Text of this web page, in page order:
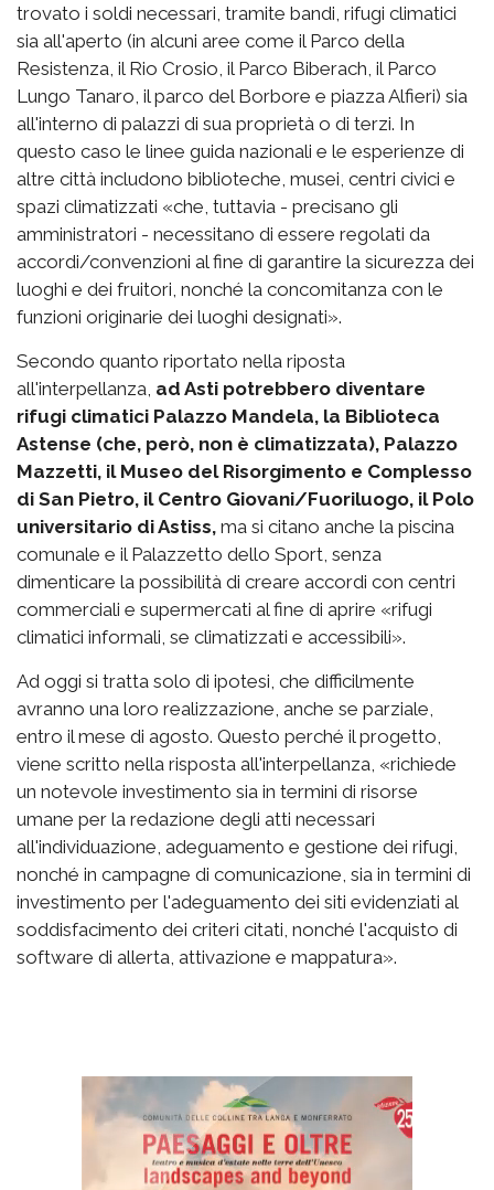
trovato i soldi necessari, tramite bandi, rifugi climatici
sia all'aperto (in alcuni aree come il Parco della
Resistenza, il Rio Crosio, il Parco Biberach, il Parco
Lungo Tanaro, il parco del Borbore e piazza Alfieri) sia
all'interno di palazzi di sua proprietà o di terzi. In
questo caso le linee guida nazionali e le esperienze di
altre città includono biblioteche, musei, centri civici e
spazi climatizzati «che, tuttavia - precisano gli
amministratori - necessitano di essere regolati da
accordi/convenzioni al fine di garantire la sicurezza dei
luoghi e dei fruitori, nonché la concomitanza con le
funzioni originarie dei luoghi designati».
Secondo quanto riportato nella riposta
all'interpellanza, ad Asti potrebbero diventare
rifugi climatici Palazzo Mandela, la Biblioteca
Astense (che, però, non è climatizzata), Palazzo
Mazzetti, il Museo del Risorgimento e Complesso
di San Pietro, il Centro Giovani/Fuoriluogo, il Polo
universitario di Astiss, ma si citano anche la piscina
comunale e il Palazzetto dello Sport, senza
dimenticare la possibilità di creare accordi con centri
commerciali e supermercati al fine di aprire «rifugi
climatici informali, se climatizzati e accessibili».
Ad oggi si tratta solo di ipotesi, che difficilmente
avranno una loro realizzazione, anche se parziale,
entro il mese di agosto. Questo perché il progetto,
viene scritto nella risposta all'interpellanza, «richiede
un notevole investimento sia in termini di risorse
umane per la redazione degli atti necessari
all'individuazione, adeguamento e gestione dei rifugi,
nonché in campagne di comunicazione, sia in termini di
investimento per l'adeguamento dei siti evidenziati al
soddisfacimento dei criteri citati, nonché l'acquisto di
software di allerta, attivazione e mappatura».